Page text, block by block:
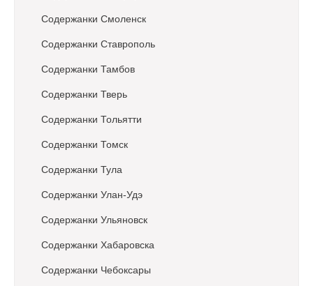
Содержанки Смоленск
Содержанки Ставрополь
Содержанки Тамбов
Содержанки Тверь
Содержанки Тольятти
Содержанки Томск
Содержанки Тула
Содержанки Улан-Удэ
Содержанки Ульяновск
Содержанки Хабаровска
Содержанки Чебоксары